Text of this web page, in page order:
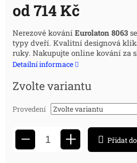
od714 Kč
Měrná
cena:
Nerezové kování Eurolaton 8063
typy dveří. Kvalitní designová
ruky. Nakupujte online kování za
Detailní informace
Zvolte variantu
Provedení
− + Přidat